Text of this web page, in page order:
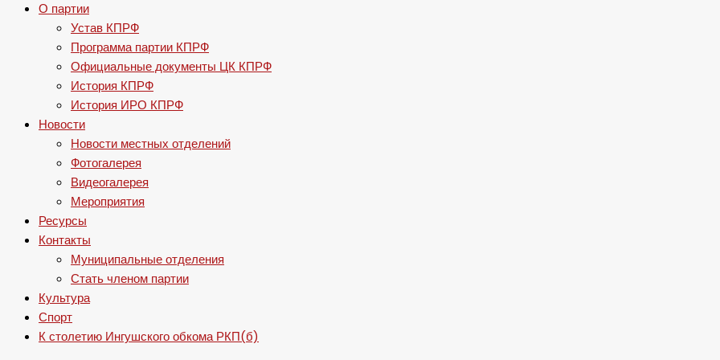
О партии
Устав КПРФ
Программа партии КПРФ
Официальные документы ЦК КПРФ
История КПРФ
История ИРО КПРФ
Новости
Новости местных отделений
Фотогалерея
Видеогалерея
Мероприятия
Ресурсы
Контакты
Муниципальные отделения
Стать членом партии
Культура
Спорт
К столетию Ингушского обкома РКП(б)